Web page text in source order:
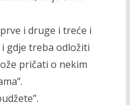
i druge i treće i
i gdje treba odložiti
pričati o nekim